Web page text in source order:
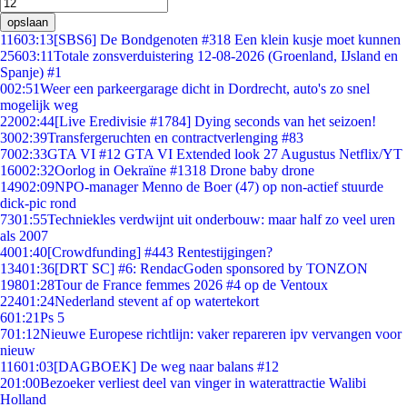
opslaan
11603:13[SBS6] De Bondgenoten #318 Een klein kusje moet kunnen
25603:11Totale zonsverduistering 12-08-2026 (Groenland, IJsland en
Spanje) #1
002:51Weer een parkeergarage dicht in Dordrecht, auto's zo snel
mogelijk weg
22002:44[Live Eredivisie #1784] Dying seconds van het seizoen!
3002:39Transfergeruchten en contractverlenging #83
7002:33GTA VI #12 GTA VI Extended look 27 Augustus Netflix/YT
16002:32Oorlog in Oekraïne #1318 Drone baby drone
14902:09NPO-manager Menno de Boer (47) op non-actief stuurde
dick-pic rond
7301:55Techniekles verdwijnt uit onderbouw: maar half zo veel uren
als 2007
4001:40[Crowdfunding] #443 Rentestijgingen?
13401:36[DRT SC] #6: RendacGoden sponsored by TONZON
19801:28Tour de France femmes 2026 #4 op de Ventoux
22401:24Nederland stevent af op watertekort
601:21Ps 5
701:12Nieuwe Europese richtlijn: vaker repareren ipv vervangen voor
nieuw
11601:03[DAGBOEK] De weg naar balans #12
201:00Bezoeker verliest deel van vinger in waterattractie Walibi
Holland